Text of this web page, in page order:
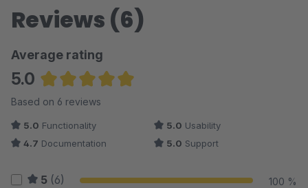
Reviews (6)
Average rating
5.0
Average rating of 5 out of 5 stars
Based on 6 reviews
5.0 Functionality 5.0 Usability
4.7 Documentation 5.0 Support
5 (6) 100 %